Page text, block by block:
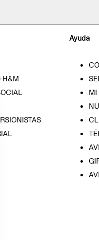
H&M
Ayuda
MI